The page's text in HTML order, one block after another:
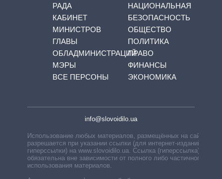
РАДА
КАБИНЕТ
МИНИСТРОВ
ГЛАВЫ
ОБЛАДМИНИСТРАЦИЙ
МЭРЫ
ВСЕ ПЕРСОНЫ
НАЦИОНАЛЬНАЯ
БЕЗОПАСНОСТЬ
ОБЩЕСТВО
ПОЛИТИКА
ПРАВО
ФИНАНСЫ
ЭКОНОМИКА
info@slovoidilo.ua
Использование любых материалов, размещённых на сайте,
разрешается при указании ссылки (для интернет-изданий —
гиперссылки) на www.slovoidilo.ua. Ссылка (гиперссылка)
обязательна вне зависимости от полного либо частичного
использования материалов.